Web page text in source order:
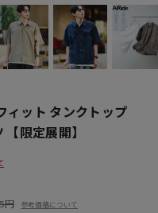
ィット タンクトップ
限定展開】
円 参考価格について